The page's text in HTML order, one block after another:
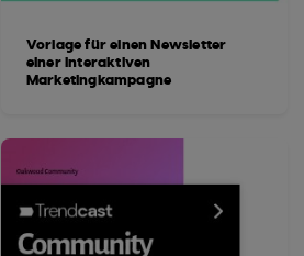
Vorlage für einen Newsletter
einer interaktiven
Marketingkampagne